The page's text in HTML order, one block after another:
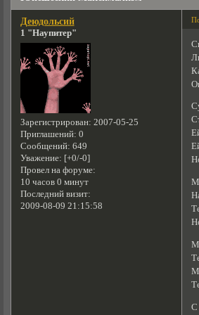
Деюдольсий
1 "Наупитер"
Зарегистрирован: 2007-05-25
Приглашений: 0
Сообщений: 649
Уважение: [+0/-0]
Провел на форуме:
10 часов 0 минут
Последний визит:
2009-08-09 21:15:58
С